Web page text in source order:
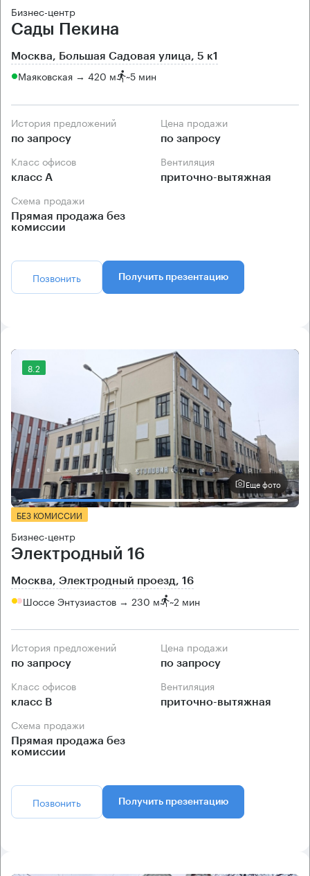
Бизнес-центр
Сады Пекина
Москва, Большая Садовая улица, 5 к1
Маяковская → 420 м ~5 мин
История предложений
по запросу
Цена продажи
по запросу
Класс офисов
класс А
Вентиляция
приточно-вытяжная
Схема продажи
Прямая продажа без
комиссии
Позвонить Получить презентацию
8.2
Еще фото
БЕЗ КОМИССИИ
Бизнес-центр
Электродный 16
Москва, Электродный проезд, 16
Шоссе Энтузиастов → 230 м ~2 мин
История предложений
по запросу
Цена продажи
по запросу
Класс офисов
класс B
Вентиляция
приточно-вытяжная
Схема продажи
Прямая продажа без
комиссии
Позвонить Получить презентацию